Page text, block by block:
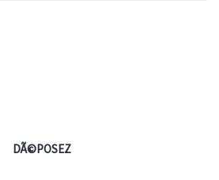
DÃ©POSEZ